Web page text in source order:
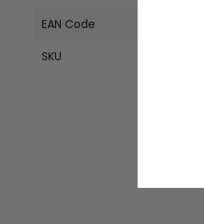
EAN Code
SKU